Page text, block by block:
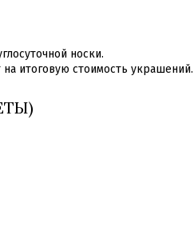
носки.
на итоговую стоимость украшений.